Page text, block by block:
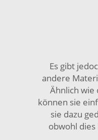
Es gibt
andere
Ähnlich wie
können sie
sie dazu
obwohl